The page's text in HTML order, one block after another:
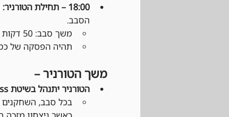
18:00 – תחילת הטורניר:
הסבב.
משך סבב: 50 דקות משליחת ההודעה בוואטסאפ.
תהיה הפסקה של
משך הטורניר –
הטורניר יתנהל בשיטת Swiss: